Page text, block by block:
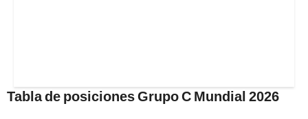
Tabla de posiciones Grupo C Mundial 2026